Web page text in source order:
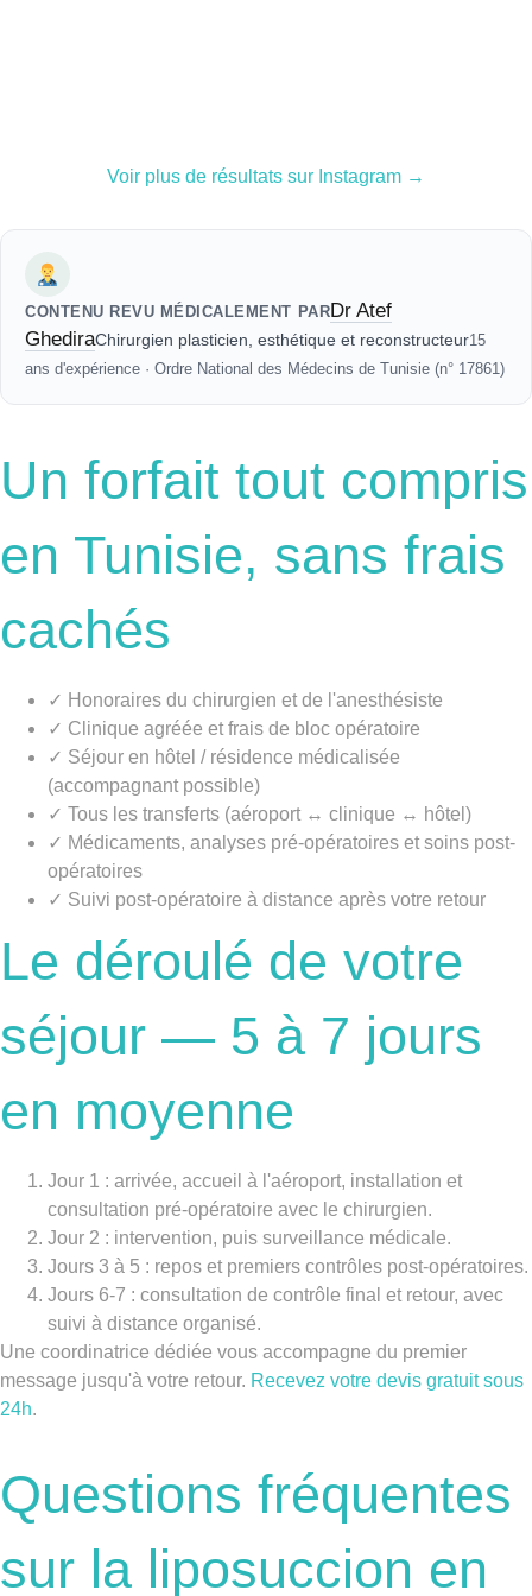
Voir plus de résultats sur Instagram →
CONTENU REVU MÉDICALEMENT PARDr Atef
GhediraChirurgien plasticien, esthétique et reconstructeur15
ans d'expérience · Ordre National des Médecins de Tunisie (n° 17861)
Un forfait tout compris
en Tunisie, sans frais
cachés
✓ Honoraires du chirurgien et de l'anesthésiste
✓ Clinique agréée et frais de bloc opératoire
✓ Séjour en hôtel / résidence médicalisée
(accompagnant possible)
✓ Tous les transferts (aéroport ↔ clinique ↔ hôtel)
✓ Médicaments, analyses pré-opératoires et soins post-
opératoires
✓ Suivi post-opératoire à distance après votre retour
Le déroulé de votre
séjour — 5 à 7 jours
en moyenne
Jour 1 : arrivée, accueil à l'aéroport, installation et
consultation pré-opératoire avec le chirurgien.
Jour 2 : intervention, puis surveillance médicale.
Jours 3 à 5 : repos et premiers contrôles post-opératoires.
Jours 6-7 : consultation de contrôle final et retour, avec
suivi à distance organisé.
Une coordinatrice dédiée vous accompagne du premier
message jusqu'à votre retour. Recevez votre devis gratuit sous
24h.
Questions fréquentes
sur la liposuccion en